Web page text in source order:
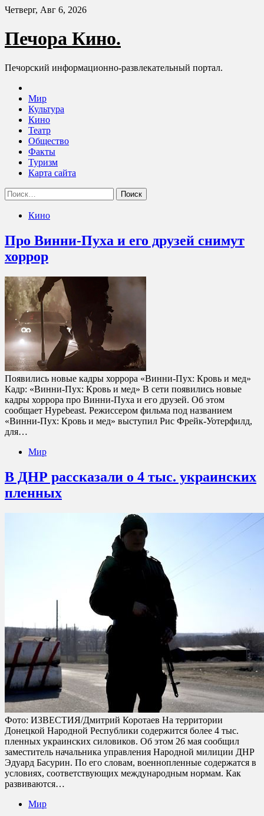
Skip
content
Четверг, Авг 6, 2026
Печора Кино.
Печорский информационно-развлекательный портал.
Мир
Культура
Кино
Театр
Общество
Факты
Туризм
Карта сайта
Найти:
Кино
Про Винни-Пуха и его друзей снимут
хоррор
Появились новые кадры хоррора «Винни-Пух: Кровь и мед»
Кадр: «Винни-Пух: Кровь и мед» В сети появились новые
кадры хоррора про Винни-Пуха и его друзей. Об этом
сообщает Hypebeast. Режиссером фильма под названием
«Винни-Пух: Кровь и мед» выступил Рис Фрейк-Уотерфилд,
для…
Мир
В ДНР рассказали о 4 тыс. украинских
пленных
Фото: ИЗВЕСТИЯ/Дмитрий Коротаев На территории
Донецкой Народной Республики содержится более 4 тыс.
пленных украинских силовиков. Об этом 26 мая сообщил
заместитель начальника управления Народной милиции ДНР
Эдуард Басурин. По его словам, военнопленные содержатся в
условиях, соответствующих международным нормам. Как
развиваются…
Мир